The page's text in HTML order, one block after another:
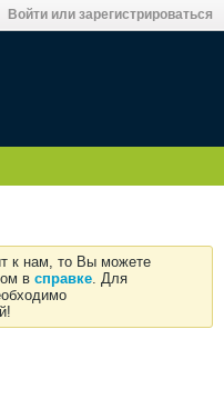
Войти или зарегистрироваться
к нам, то Вы можете
в справке. Для